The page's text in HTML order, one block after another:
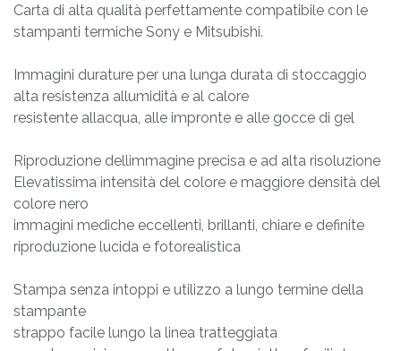
Carta di alta qualità perfettamente compatibile con le
stampanti termiche Sony e Mitsubishi.
Immagini durature per una lunga durata di stoccaggio
alta resistenza allumidità e al calore
resistente allacqua, alle impronte e alle gocce di gel
Riproduzione dellimmagine precisa e ad alta risoluzione
Elevatissima intensità del colore e maggiore densità del
colore nero
immagini mediche eccellenti, brillanti, chiare e definite
riproduzione lucida e fotorealistica
Stampa senza intoppi e utilizzo a lungo termine della
stampante
strappo facile lungo la linea tratteggiata